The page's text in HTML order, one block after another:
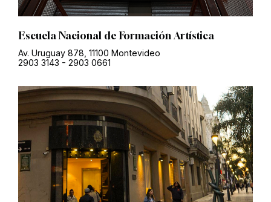
Escuela Nacional de Formación Artística
Av. Uruguay 878, 11100 Montevideo
2903 3143 - 2903 0661